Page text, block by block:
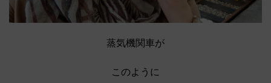
蒸気機関車が
このように